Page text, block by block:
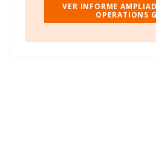
VER INFORME
OPERATIONS